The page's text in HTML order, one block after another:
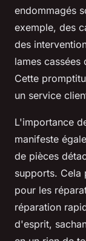
endommagés
exemple, des
des
lames cassées
Cette
un service
L'importance
manifeste
de pièces
supports. Cela
pour les
réparation
d'esprit,